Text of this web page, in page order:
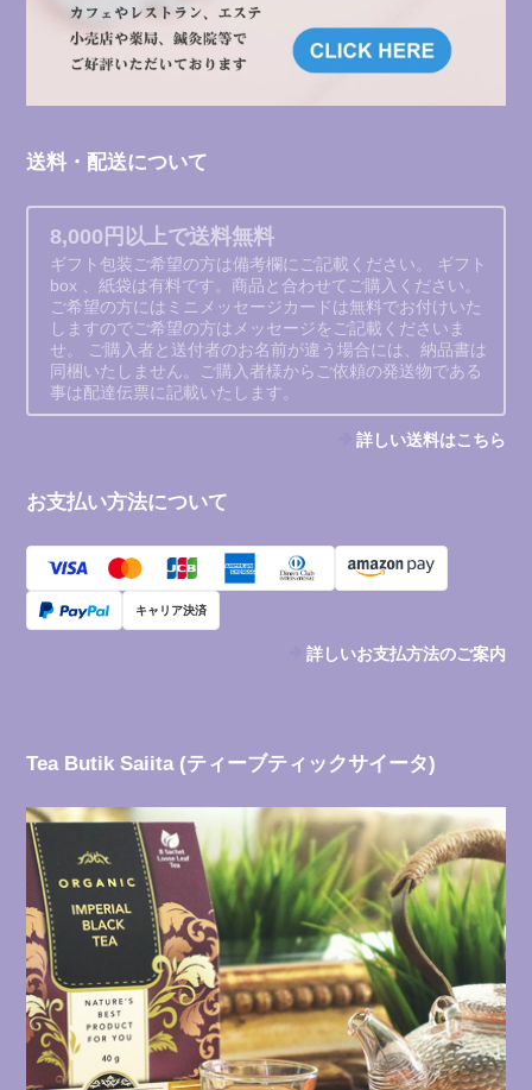
送料・配送について
8,000円以上で送料無料
ギフト包装ご希望の方は備考欄にご記載ください。 ギフト
box 、紙袋は有料です。商品と合わせてご購入ください。
ご希望の方にはミニメッセージカードは無料でお付けいた
しますのでご希望の方はメッセージをご記載くださいま
せ。 ご購入者と送付者のお名前が違う場合には、納品書は
同梱いたしません。ご購入者様からご依頼の発送物である
事は配達伝票に記載いたします。
詳しい送料はこちら
お支払い方法について
キャリア決済
詳しいお支払方法のご案内
Tea Butik Saiita (ティーブティックサイータ)